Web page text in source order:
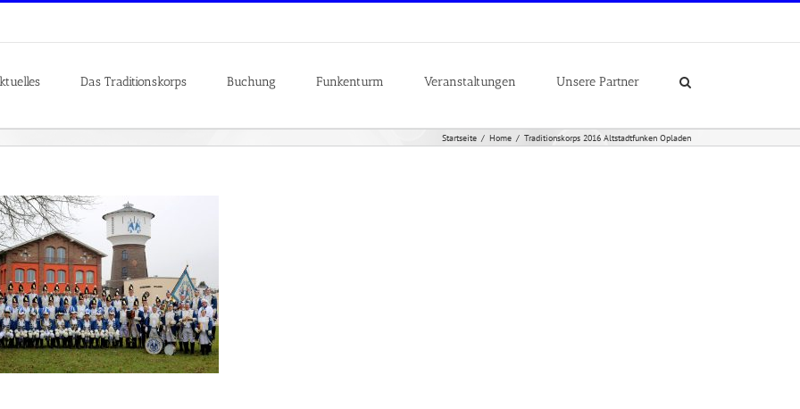
Das Traditionskorps Buchung Funkenturm Veranstaltungen Unsere Partner
Startseite Home Traditionskorps 2016 Altstadtfunken Opladen